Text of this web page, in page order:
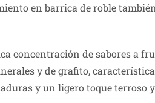
en barrica de roble
concentración de sabores a
y de grafito,
y un ligero toque terroso y